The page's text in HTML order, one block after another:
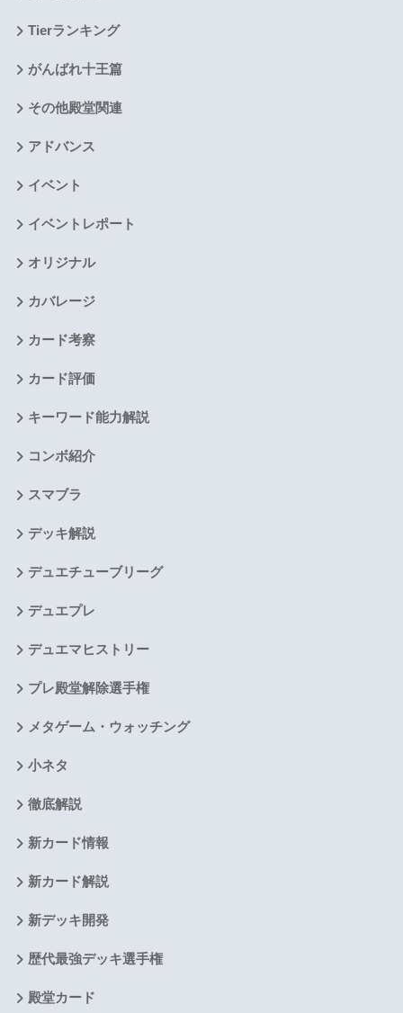
Tierランキング
がんばれ十王篇
その他殿堂関連
アドバンス
イベント
イベントレポート
オリジナル
カバレージ
カード考察
カード評価
キーワード能力解説
コンボ紹介
スマブラ
デッキ解説
デュエチューブリーグ
デュエプレ
デュエマヒストリー
プレ殿堂解除選手権
メタゲーム・ウォッチング
小ネタ
徹底解説
新カード情報
新カード解説
新デッキ開発
歴代最強デッキ選手権
殿堂カード